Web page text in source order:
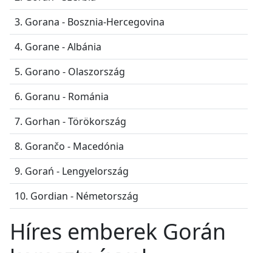
3. Gorana - Bosznia-Hercegovina
4. Gorane - Albánia
5. Gorano - Olaszország
6. Goranu - Románia
7. Gorhan - Törökország
8. Gorančo - Macedónia
9. Gorań - Lengyelország
10. Gordian - Németország
Híres emberek Gorán